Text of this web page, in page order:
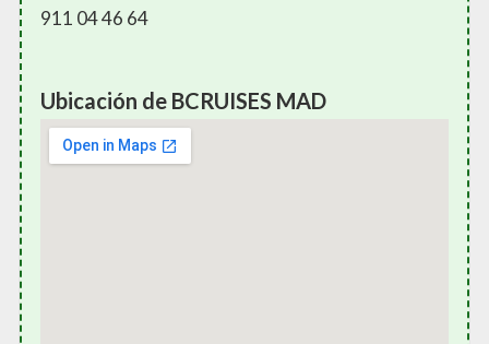
911 04 46 64
Ubicación de BCRUISES MAD